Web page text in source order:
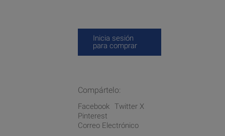
Inicia sesión
para comprar
Compártelo:
Facebook Twitter X
Pinterest
Correo Electrónico